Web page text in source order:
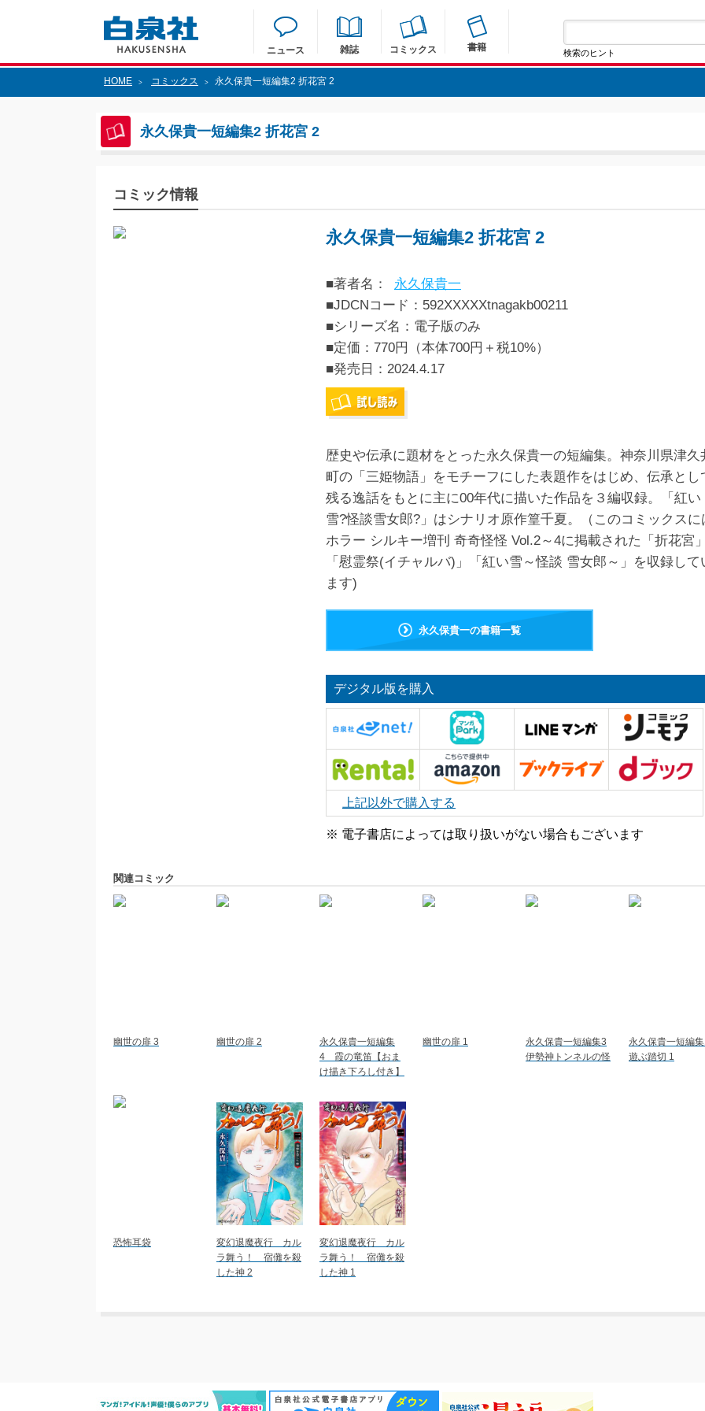
ニュース 雑誌 コミックス 書籍 検索のヒント
HOME > コミックス > 永久保貴一短編集2 折花宮 2
永久保貴一短編集2 折花宮 2
コミック情報
永久保貴一短編集2 折花宮 2
■著者名：
永久保貴一
■JDCNコード：592XXXXXtnagakb00211
■シリーズ名：電子版のみ
■定価：770円（本体700円＋税10%）
■発売日： 2024.4.17
歴史や伝承に題材をとった永久保貴一の短編集。神奈川県津久
町の「三姫物語」をモチーフにした表題作をはじめ、伝承とし
残る逸話をもとに主に00年代に描いた作品を３編収録。「紅い
雪?怪談雪女郎?」はシナリオ原作篁千夏。（このコミックスに
ホラー シルキー増刊 奇奇怪怪 Vol.2～4に掲載された「折花宮
「慰霊祭(イチャルバ)」「紅い雪～怪談 雪女郎～」を収録して
ます)
永久保貴一の書籍一覧
デジタル版を購入
上記以外で購入する
※ 電子書店によっては取り扱いがない場合もございます
関連コミック
幽世の扉 3 幽世の扉 2
永久保貴一短編集
4 霞の竜笛【おま
け描き下ろし付き】
幽世の扉 1
永久保貴一短編集3
伊勢神トンネルの怪
永久保貴一短編
遊ぶ踏切 1
恐怖耳袋
変幻退魔夜行 カル
ラ舞う！ 宿儺を殺
した神 2
変幻退魔夜行 カル
ラ舞う！ 宿儺を殺
した神 1